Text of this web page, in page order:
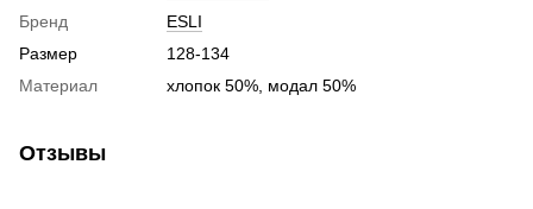
Бренд
ESLI
Размер
128-134
Материал
хлопок 50%, модал 50%
Отзывы